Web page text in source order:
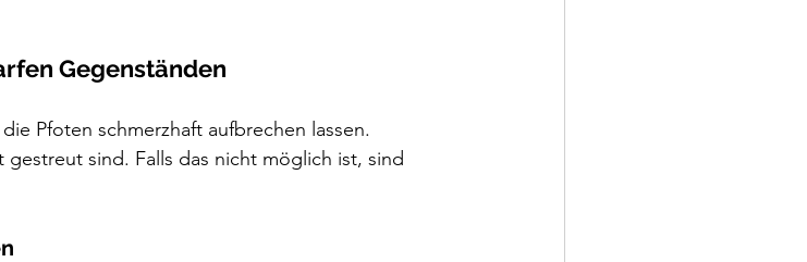
Gegenständen
Pfoten schmerzhaft aufbrechen lassen.
sind. Falls das nicht möglich ist, sind